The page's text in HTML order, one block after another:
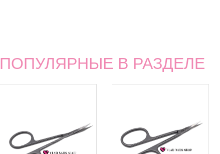
ПОПУЛЯРНЫЕ В РАЗДЕЛЕ